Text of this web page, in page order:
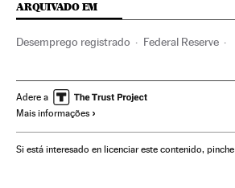
ARQUIVADO EM
Desemprego registrado Federal Reserve
Organismos econômicos
América do Norte
Adere a
Mais informações
Si está interesado en licenciar este contenido, pinche